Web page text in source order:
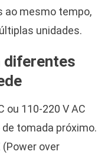
ao mesmo tempo,
unidades.
diferentes
ou 110-220 V AC
tomada próximo.
over